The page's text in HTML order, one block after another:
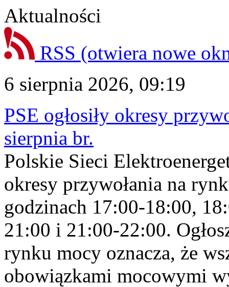
Aktualności
RSS (otwiera nowe
6 sierpnia 2026, 09:19
PSE ogłosiły okresy
sierpnia br.
Polskie Sieci
okresy przywołania na
godzinach 17:00-18:00,
21:00 i 21:00-22:00.
rynku mocy oznacza, że
obowiązkami mocowymi